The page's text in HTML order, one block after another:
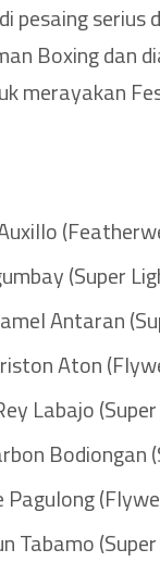
pesaing serius
Boxing dan
merayakan
(Super
Antaran
Aton
Labajo
Bodiongan
Tabamo